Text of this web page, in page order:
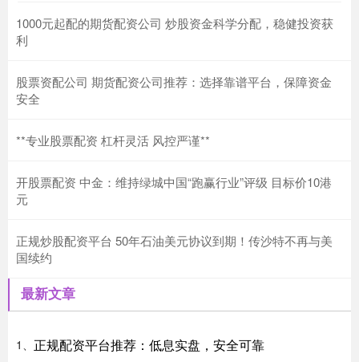
1000元起配的期货配资公司 炒股资金科学分配，稳健投资获
利
股票资配公司 期货配资公司推荐：选择靠谱平台，保障资金
安全
**专业股票配资 杠杆灵活 风控严谨**
开股票配资 中金：维持绿城中国“跑赢行业”评级 目标价10港
元
正规炒股配资平台 50年石油美元协议到期！传沙特不再与美
国续约
最新文章
1、 正规配资平台推荐：低息实盘，安全可靠